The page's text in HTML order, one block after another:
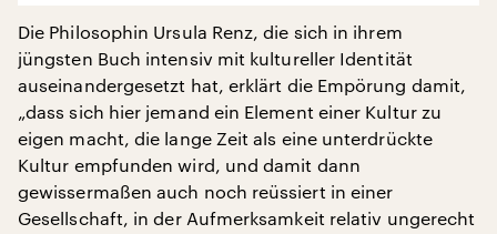
Die Philosophin Ursula Renz, die sich in ihrem
jüngsten Buch intensiv mit kultureller Identität
auseinandergesetzt hat, erklärt die Empörung damit,
„dass sich hier jemand ein Element einer Kultur zu
eigen macht, die lange Zeit als eine unterdrückte
Kultur empfunden wird, und damit dann
gewissermaßen auch noch reüssiert in einer
Gesellschaft, in der Aufmerksamkeit relativ ungerecht